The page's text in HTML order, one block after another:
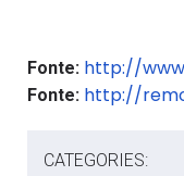
Fonte: http://
Fonte: http://
CATEGORIES: